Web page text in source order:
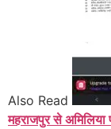
Also Read
महराजपुर से